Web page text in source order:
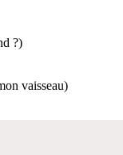
?)
vaisseau)